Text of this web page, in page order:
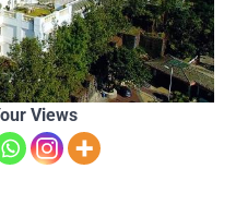
Views